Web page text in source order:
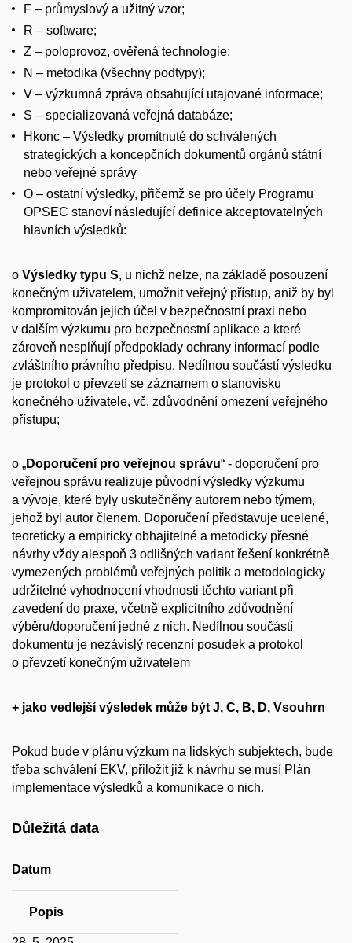
F – průmyslový a užitný vzor;
R – software;
Z – poloprovoz, ověřená technologie;
N – metodika (všechny podtypy);
V – výzkumná zpráva obsahující utajované informace;
S – specializovaná veřejná databáze;
Hkonc – Výsledky promítnuté do schválených
strategických a koncepčních dokumentů orgánů státní
nebo veřejné správy
O – ostatní výsledky, přičemž se pro účely Programu
OPSEC stanoví následující definice akceptovatelných
hlavních výsledků:
o Výsledky typu S, u nichž nelze, na základě posouzení
konečným uživatelem, umožnit veřejný přístup, aniž by byl
kompromitován jejich účel v bezpečnostní praxi nebo
v dalším výzkumu pro bezpečnostní aplikace a které
zároveň nesplňují předpoklady ochrany informací podle
zvláštního právního předpisu. Nedílnou součástí výsledku
je protokol o převzetí se záznamem o stanovisku
konečného uživatele, vč. zdůvodnění omezení veřejného
přístupu;
o „Doporučení pro veřejnou správu“ - doporučení pro
veřejnou správu realizuje původní výsledky výzkumu
a vývoje, které byly uskutečněny autorem nebo týmem,
jehož byl autor členem. Doporučení představuje ucelené,
teoreticky a empiricky obhajitelné a metodicky přesné
návrhy vždy alespoň 3 odlišných variant řešení konkrétně
vymezených problémů veřejných politik a metodologicky
udržitelné vyhodnocení vhodnosti těchto variant při
zavedení do praxe, včetně explicitního zdůvodnění
výběru/doporučení jedné z nich. Nedílnou součástí
dokumentu je nezávislý recenzní posudek a protokol
o převzetí konečným uživatelem
+ jako vedlejší výsledek může být J, C, B, D, Vsouhrn
Pokud bude v plánu výzkum na lidských subjektech, bude
třeba schválení EKV, přiložit již k návrhu se musí Plán
implementace výsledků a komunikace o nich.
Důležitá data
Datum
Popis